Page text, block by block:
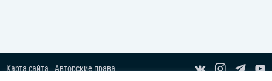
Карта сайта
Авторские права